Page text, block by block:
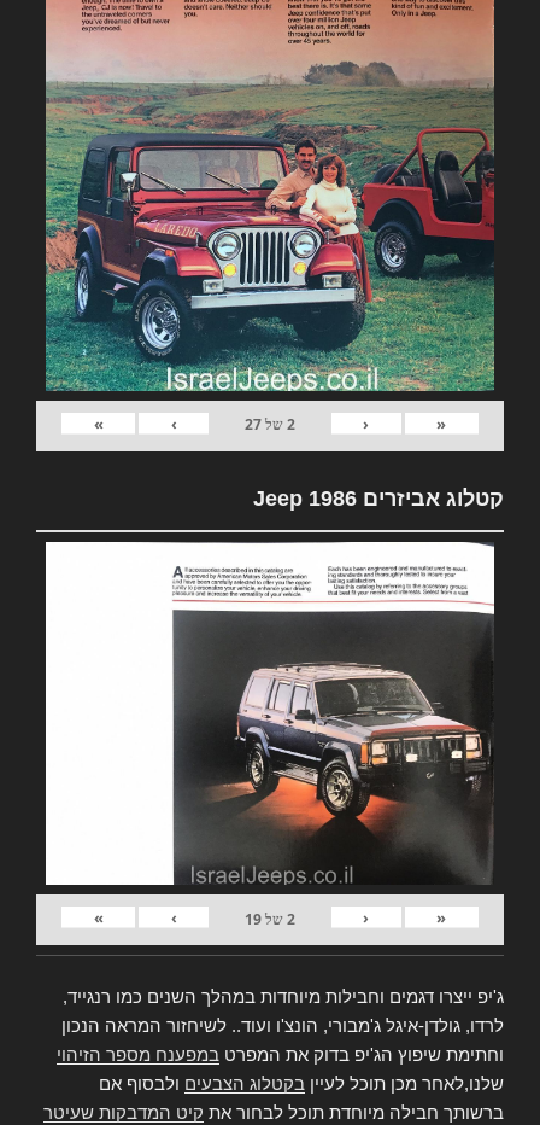
«
‹
2של27
›
»
קטלוג אביזרים Jeep 1986
«
‹
2של19
›
»
ג'יפ ייצרו דגמים וחבילות מיוחדות במהלך השנים כמו רנגייד,
לרדו, גולדן-איגל ג'מבורי, הונצ'ו ועוד.. לשיחזור המראה הנכון
וחתימת שיפוץ הג'יפ בדוק את המפרט במפענח מספר הזיהוי
שלנו,לאחר מכן תוכל לעיין בקטלוג הצבעים ולבסוף אם
ברשותך חבילה מיוחדת תוכל לבחור את קיט המדבקות שעיטר